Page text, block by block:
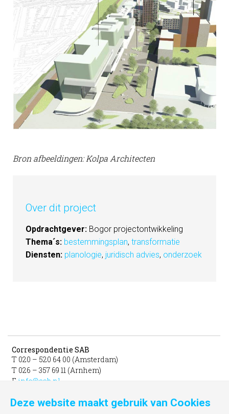
Bron afbeeldingen: Kolpa Architecten
Over dit project
Opdrachtgever: Bogor projectontwikkeling
Thema´s: bestemmingsplan, transformatie
Diensten: planologie, juridisch advies, onderzoek
Correspondentie SAB
T 020 – 520 64 00 (Amsterdam)
T 026 – 357 69 11 (Arnhem)
E info@sab.nl
Bezoekadres Amsterdam
Deze website maakt gebruik van Cookies